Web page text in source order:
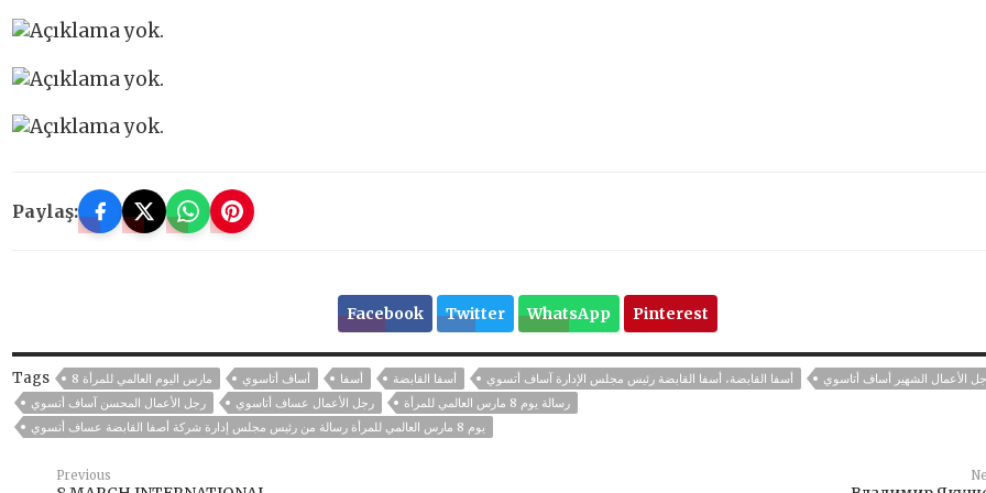
Paylaş:
Facebook Twitter WhatsApp Pinterest
Tags 8 مارس اليوم العالمي للمرأة أساف أتاسوي أسفا أسفا القابضة أسفا القابضة، أسفا القابضة رئيس مجلس الإدارة آساف أتسوي
الأعمال الشهير أساف أتاسوي
رجل الأعمال المحسن آساف أتسوي
رجل الأعمال عساف أتاسوي
رسالة يوم 8 مارس العالمي للمرأة
يوم 8 مارس العالمي للمرأة رسالة من رئيس مجلس إدارة شركة أصفا القابضة عساف أتسوي
Previous